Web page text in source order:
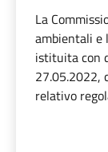
La
ambientali e
istituita con
27.05.2022,
relativo